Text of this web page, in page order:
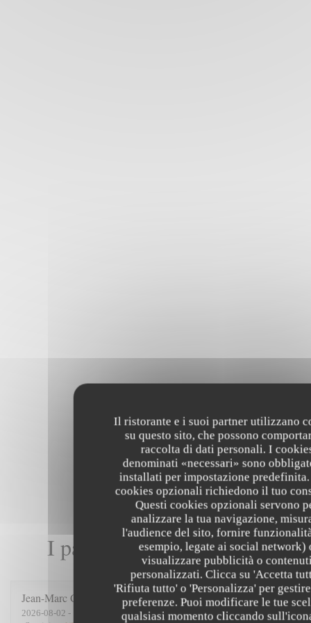
Il ristorante e i suoi partner utilizzano
su questo sito, che possono
raccolta di dati personali. I
denominati «necessari» sono
installati per impostazione
cookies opzionali richiedono il tuo
Questi cookies opzionali servono
analizzare la tua navigazione,
l'audience del sito, fornire
esempio, legate ai social network)
visualizzare pubblicità o
personalizzati. Clicca su 'Accetta
'Rifiuta tutto' o 'Personalizza' per
preferenze. Puoi modificare le tue
qualsiasi momento cliccando
I pareri dei nostri clienti
Jean-Marc C
2026-08-02 - 19:45 - Ospiti 4